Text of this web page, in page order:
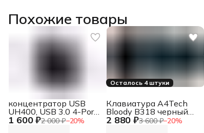
Похожие товары
1 600 ₽2 000 ₽−20%
концентратор USB
UH400, USB 3.0 4-Port
Hub UH400, USB 3.0 4-
Осталось 4 штуки
2 880 ₽3 600 ₽−20%
Клавиатура A4Tech
Bloody B318 черный
USB Multimedia for